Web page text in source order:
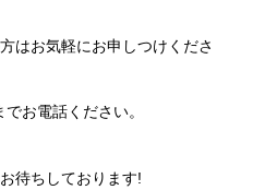
はお気軽にお申しつけくださ
でお電話ください。
待ちしております!